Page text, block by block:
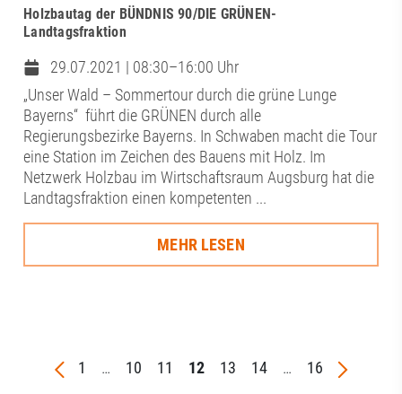
Holzbautag der BÜNDNIS 90/DIE GRÜNEN-
Landtagsfraktion
29.07.2021 | 08:30–16:00 Uhr
„Unser Wald – Sommertour durch die grüne Lunge
Bayerns“ führt die GRÜNEN durch alle
Regierungsbezirke Bayerns. In Schwaben macht die Tour
eine Station im Zeichen des Bauens mit Holz. Im
Netzwerk Holzbau im Wirtschaftsraum Augsburg hat die
Landtagsfraktion einen kompetenten ...
MEHR LESEN
1 … 10 11 12 13 14 … 16